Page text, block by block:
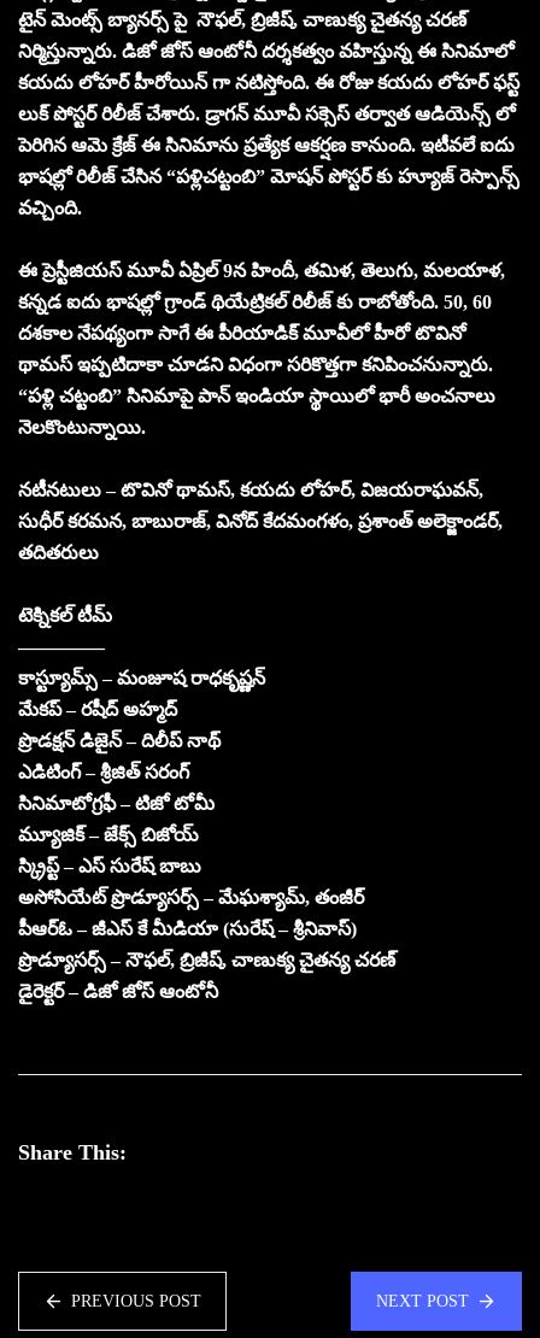
టైన్ మెంట్స్ బ్యానర్స్ పై నౌఫల్, బ్రిజీష్, చాణుక్య చైతన్య చరణ్
నిర్మిస్తున్నారు. డిజో జోస్ ఆంటోనీ దర్శకత్వం వహిస్తున్న ఈ సినిమాలో
కయదు లోహర్ హీరోయిన్ గా నటిస్తోంది. ఈ రోజు కయదు లోహర్ ఫస్ట్
లుక్ పోస్టర్ రిలీజ్ చేశారు. డ్రాగన్ మూవీ సక్సెస్ తర్వాత ఆడియెన్స్ లో
పెరిగిన ఆమె క్రేజ్ ఈ సినిమాను ప్రత్యేక ఆకర్షణ కానుంది. ఇటీవలే ఐదు
భాషల్లో రిలీజ్ చేసిన “పళ్లిచట్టంబి” మోషన్ పోస్టర్ కు హ్యూజ్ రెస్పాన్స్
వచ్చింది.
ఈ ప్రెస్టీజియస్ మూవీ ఏప్రిల్ 9న హిందీ, తమిళ, తెలుగు, మలయాళ,
కన్నడ ఐదు భాషల్లో గ్రాండ్ థియేట్రికల్ రిలీజ్ కు రాబోతోంది. 50, 60
దశకాల నేపథ్యంగా సాగే ఈ పీరియాడిక్ మూవీలో హీరో టొవినో
థామస్ ఇప్పటిదాకా చూడని విధంగా సరికొత్తగా కనిపించనున్నారు.
“పళ్లి చట్టంబి” సినిమాపై పాన్ ఇండియా స్థాయిలో భారీ అంచనాలు
నెలకొంటున్నాయి.
నటీనటులు – టొవినో థామస్, కయదు లోహర్, విజయరాఘవన్,
సుధీర్ కరమన, బాబురాజ్, వినోద్ కేదమంగళం, ప్రశాంత్ అలెక్జాండర్,
తదితరులు
టెక్నికల్ టీమ్
————–
కాస్ట్యూమ్స్ – మంజూష రాధకృష్ణన్
మేకప్ – రషీద్ అహ్మద్
ప్రొడక్షన్ డిజైన్ – దిలీప్ నాథ్
ఎడిటింగ్ – శ్రీజిత్ సరంగ్
సినిమాటోగ్రఫీ – టిజో టోమీ
మ్యూజిక్ – జేక్స్ బిజోయ్
స్క్రిప్ట్ – ఎస్ సురేష్ బాబు
అసోసియేట్ ప్రొడ్యూసర్స్ – మేఘశ్యామ్, తంజీర్
పీఆర్ఓ – జీఎస్ కే మీడియా (సురేష్ – శ్రీనివాస్)
ప్రొడ్యూసర్స్ – నౌఫల్, బ్రిజీష్, చాణుక్య చైతన్య చరణ్
డైరెక్టర్ – డిజో జోస్ ఆంటోనీ
Share This:
PREVIOUS POST NEXT POST